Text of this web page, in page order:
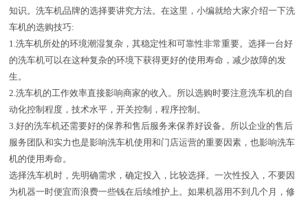
知识。洗车机品牌的选择要讲究方法。在这里，小编就给大家介绍一下洗
车机的选购技巧:
1.洗车机所处的环境潮湿复杂，其稳定性和可靠性非常重要。选择一台好
的洗车机可以在这种复杂的环境下获得更好的使用寿命，减少故障的发
生。
2.洗车机的工作效率直接影响商家的收入。所以选购时要注意洗车机的自
动化控制程度，技术水平，开关控制，程序控制。
3.好的洗车机还需要好的保养和售后服务来保养好设备。所以企业的售后
服务团队和实力也是影响洗车机使用和门店运营的重要因素，也影响洗车
机的使用寿命。
选择洗车机时，先明确需求，确定投入，比较选择。一次性投入，不要因
为机器一时便宜而浪费一些钱在后续维护上。如果机器用不到几个月，修